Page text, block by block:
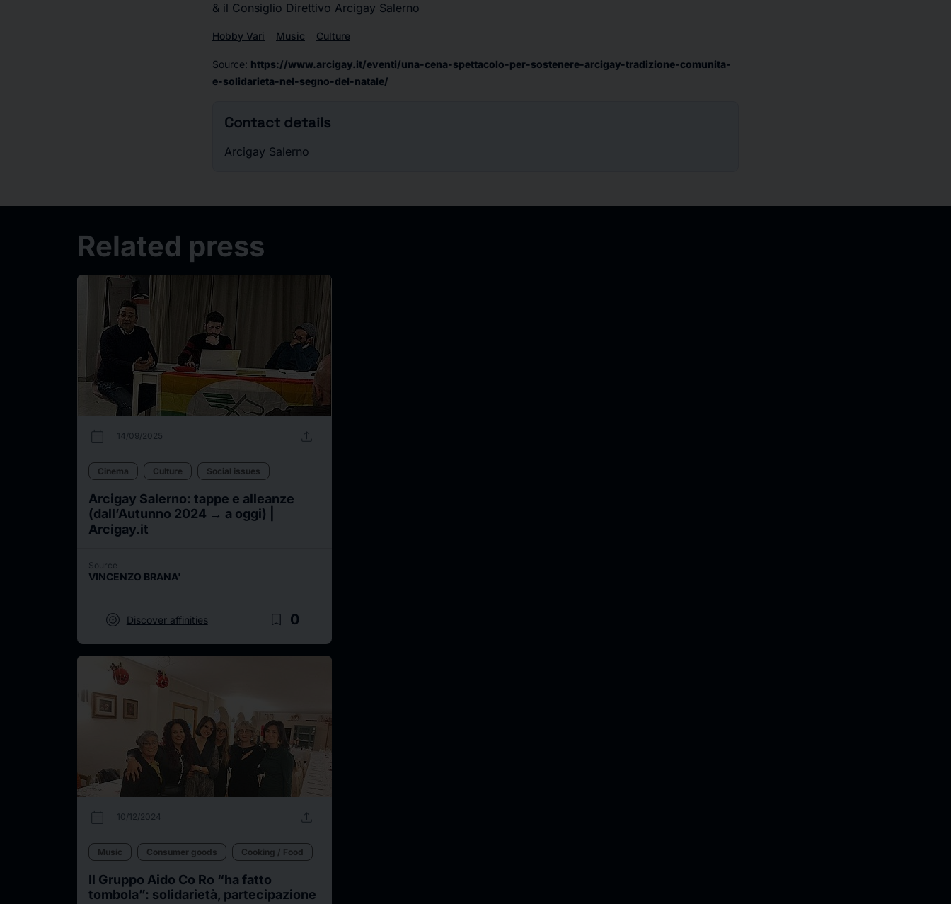
& il Consiglio Direttivo Arcigay Salerno
Hobby Vari Music Culture
Source: https://www.arcigay.it/eventi/una-cena-spettacolo-per-sostenere-arcigay-tradizione-comunita-
e-solidarieta-nel-segno-del-natale/
Contact details
Arcigay Salerno
Related press
calendar_today 14/09/2025 upload
Cinema Culture Social issues
Arcigay Salerno: tappe e alleanze
(dall’Autunno 2024 → a oggi) |
Arcigay.it
Source
VINCENZO BRANA'
target Discover affinities bookmark_border 0
calendar_today 10/12/2024 upload
Music Consumer goods Cooking / Food
Il Gruppo Aido Co Ro “ha fatto
tombola”: solidarietà, partecipazione